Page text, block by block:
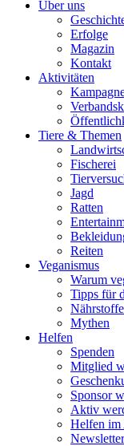
Über uns
Erfolge
Magazin
Kontakt
Aktivitäten
Tiere & Themen
Fischerei
Jagd
Ratten
Reiten
Veganismus
Warum
Tipps für
Nährstoffe
Mythen
Helfen
Spenden
Mitglied
Sponsor
Aktiv
Helfen im